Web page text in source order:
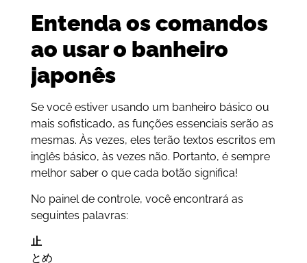
Entenda os comandos
ao usar o banheiro
japonês
Se você estiver usando um banheiro básico ou
mais sofisticado, as funções essenciais serão as
mesmas. Às vezes, eles terão textos escritos em
inglês básico, às vezes não. Portanto, é sempre
melhor saber o que cada botão significa!
No painel de controle, você encontrará as
seguintes palavras:
止
とめ